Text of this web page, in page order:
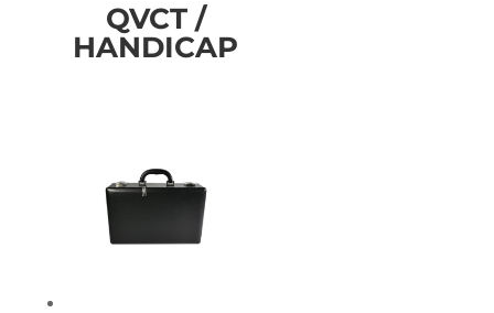
QVCT /
HANDICAP